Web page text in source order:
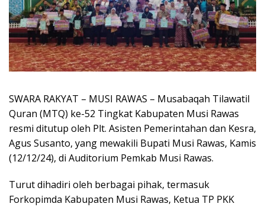
SWARA RAKYAT – MUSI RAWAS – Musabaqah Tilawatil
Quran (MTQ) ke-52 Tingkat Kabupaten Musi Rawas
resmi ditutup oleh Plt. Asisten Pemerintahan dan Kesra,
Agus Susanto, yang mewakili Bupati Musi Rawas, Kamis
(12/12/24), di Auditorium Pemkab Musi Rawas.
Turut dihadiri oleh berbagai pihak, termasuk
Forkopimda Kabupaten Musi Rawas, Ketua TP PKK